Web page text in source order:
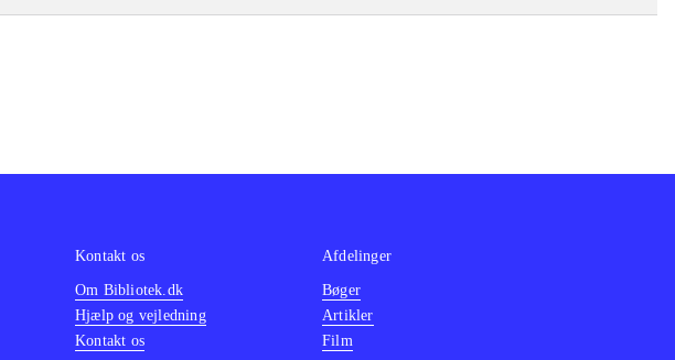
Kontakt os
Om Bibliotek.dk
Hjælp og vejledning
Kontakt os
Afdelinger
Bøger
Artikler
Film